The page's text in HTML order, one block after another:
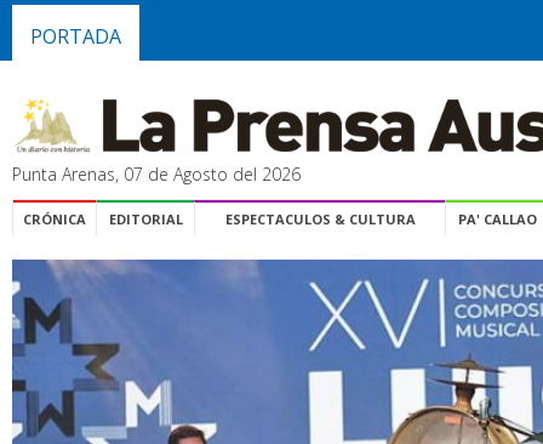
PORTADA
Punta Arenas, 07 de Agosto del 2026
CRÓNICA EDITORIAL ESPECTACULOS & CULTURA PA' CALLAO